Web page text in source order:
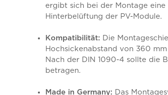
ergibt sich bei der Montage
Hinterbelüftung der PV-Module.
Kompatibilität: Die
Hochsickenabstand von 360
Nach der DIN 1090-4 sollte die
betragen.
Made in Germany: Das